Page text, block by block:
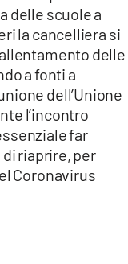
delle scuole a
la cancelliera si
delle
a fonti a
dell’Unione
l’incontro
far
riaprire, per
Coronavirus